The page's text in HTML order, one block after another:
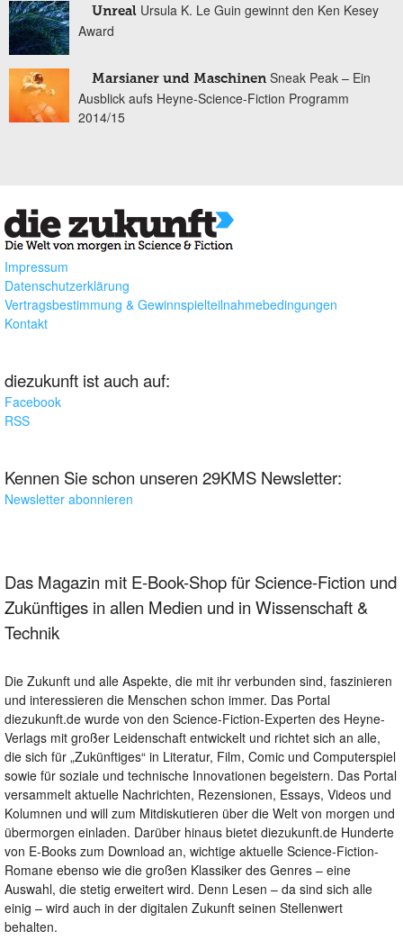
Unreal Ursula K. Le Guin gewinnt den Ken Kesey
Award
Marsianer und Maschinen Sneak Peak – Ein
Ausblick aufs Heyne-Science-Fiction Programm
2014/15
Impressum
Datenschutzerklärung
Vertragsbestimmung & Gewinnspielteilnahmebedingungen
Kontakt
diezukunft ist auch auf:
Facebook
RSS
Kennen Sie schon unseren 29KMS Newsletter:
Newsletter abonnieren
Das Magazin mit E-Book-Shop für Science-Fiction und
Zukünftiges in allen Medien und in Wissenschaft &
Technik
Die Zukunft und alle Aspekte, die mit ihr verbunden sind, faszinieren
und interessieren die Menschen schon immer. Das Portal
diezukunft.de wurde von den Science-Fiction-Experten des Heyne-
Verlags mit großer Leidenschaft entwickelt und richtet sich an alle,
die sich für „Zukünftiges“ in Literatur, Film, Comic und Computerspiel
sowie für soziale und technische Innovationen begeistern. Das Portal
versammelt aktuelle Nachrichten, Rezensionen, Essays, Videos und
Kolumnen und will zum Mitdiskutieren über die Welt von morgen und
übermorgen einladen. Darüber hinaus bietet diezukunft.de Hunderte
von E-Books zum Download an, wichtige aktuelle Science-Fiction-
Romane ebenso wie die großen Klassiker des Genres – eine
Auswahl, die stetig erweitert wird. Denn Lesen – da sind sich alle
einig – wird auch in der digitalen Zukunft seinen Stellenwert
behalten.